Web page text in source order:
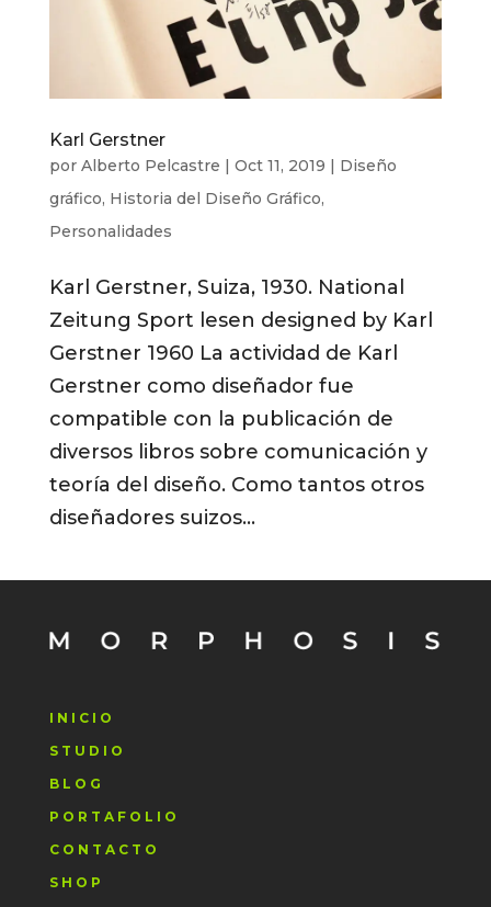
Karl Gerstner
por Alberto Pelcastre | Oct 11, 2019 | Diseño
gráfico, Historia del Diseño Gráfico,
Personalidades
Karl Gerstner, Suiza, 1930. National
Zeitung Sport lesen designed by Karl
Gerstner 1960 La actividad de Karl
Gerstner como diseñador fue
compatible con la publicación de
diversos libros sobre comunicación y
teoría del diseño. Como tantos otros
diseñadores suizos...
INICIO
STUDIO
BLOG
PORTAFOLIO
CONTACTO
SHOP